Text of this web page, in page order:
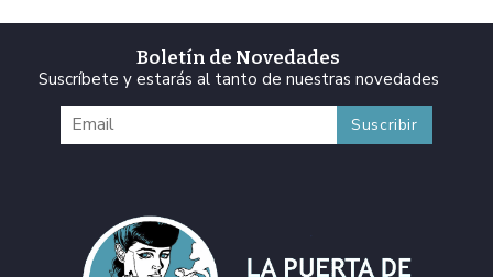
Boletín de Novedades
Suscríbete y estarás al tanto de nuestras novedades